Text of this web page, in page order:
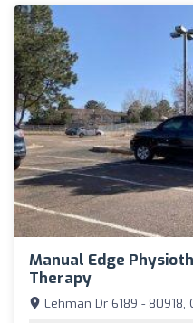
Manual Edge
Therapy
Lehman Dr 6189 - 80918,